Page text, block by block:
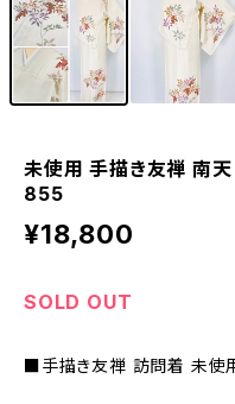
未使用 手描き友禅 南
855
¥18,800
SOLD OUT
■手描き友禅 訪問着 未使